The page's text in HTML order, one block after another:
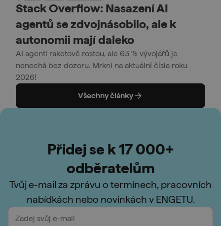
Stack Overflow: Nasazení AI
agentů se zdvojnásobilo, ale k
autonomii mají daleko
AI agenti raketově rostou, ale 63 % vývojářů je
nenechá bez dozoru. Mrkni na aktuální čísla roku
2026!
Všechny články
Přidej se k 17 000+
odběratelům
Tvůj e-mail za zprávu o termínech, pracovních
nabídkách nebo novinkách v ENGETU.